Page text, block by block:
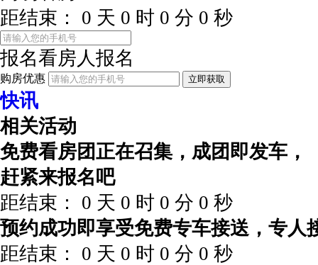
距结束：
0 天 0 时 0 分 0 秒
报名看房 人报名
购房优惠 立即获取
快讯
相关活动
免费看房团正在召集，成团即发车，
赶紧来报名吧
距结束：
0 天 0 时 0 分 0 秒
预约成功即享受免费专车接送，专人
距结束：
0 天 0 时 0 分 0 秒